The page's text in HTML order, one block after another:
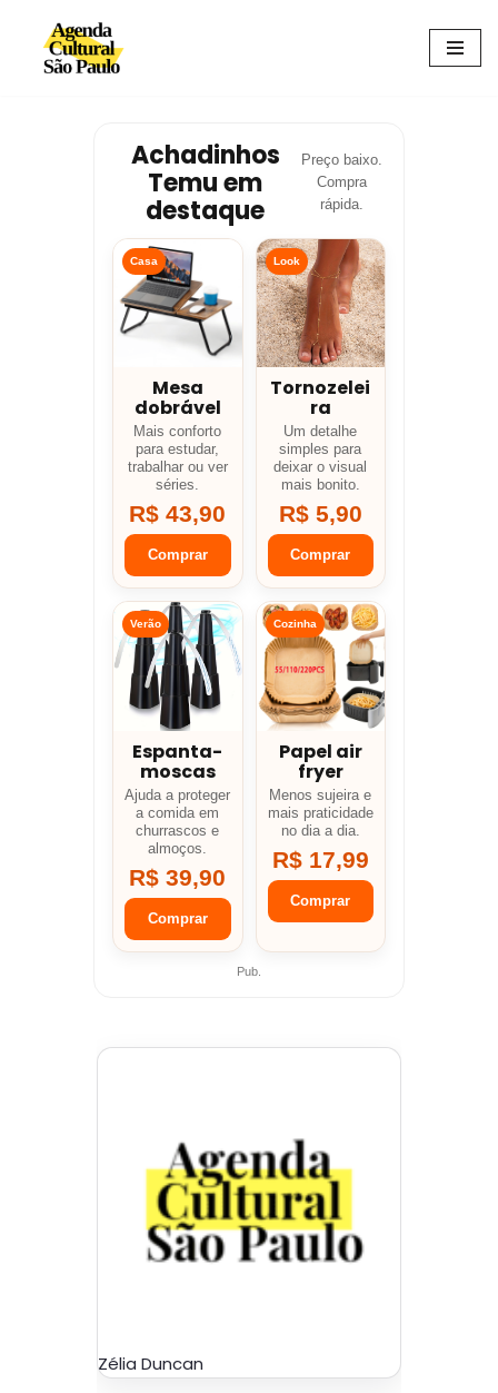
Avançar
Achadinhos
Temu em
destaque
Preço baixo.
Compra
rápida.
Casa
Mesa
dobrável
Mais conforto
para estudar,
trabalhar ou ver
séries.
R$ 43,90
Comprar
Look
Tornozelei
ra
Um detalhe
simples para
deixar o visual
mais bonito.
R$ 5,90
Comprar
Verão
Espanta-
moscas
Ajuda a proteger
a comida em
churrascos e
almoços.
R$ 39,90
Comprar
Cozinha
Papel air
fryer
Menos sujeira e
mais praticidade
no dia a dia.
R$ 17,99
Comprar
Pub.
Zélia Duncan